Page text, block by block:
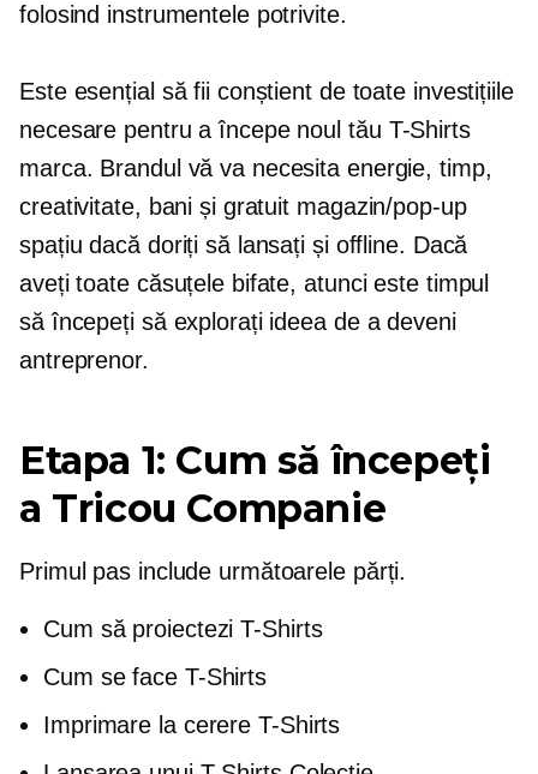
folosind instrumentele potrivite.
Este esențial să fii conștient de toate investițiile
necesare pentru a începe noul tău T-Shirts
marca. Brandul vă va necesita energie, timp,
creativitate, bani și gratuit magazin/pop-up
spațiu dacă doriți să lansați și offline. Dacă
aveți toate căsuțele bifate, atunci este timpul
să începeți să explorați ideea de a deveni
antreprenor.
Etapa 1: Cum să începeți
a Tricou Companie
Primul pas include următoarele părți.
Cum să proiecteziT-Shirts
Cum se face T-Shirts
Imprimare la cerere T-Shirts